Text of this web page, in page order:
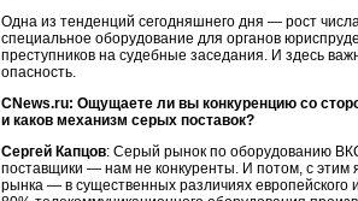
Одна из тенденций сегодняшнего дня — рост
специальное оборудование для органов
преступников на судебные заседания. И здесь
опасность.
CNews.ru: Ощущаете ли вы конкуренцию со
и каков механизм серых поставок?
Сергей Капцов: Серый рынок по оборудованию
поставщики — нам не конкуренты. И потом, с этим
рынка — в существенных различиях европейского